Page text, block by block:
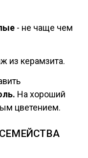
- не чаще чем
из керамзита.
На хороший
цветением.